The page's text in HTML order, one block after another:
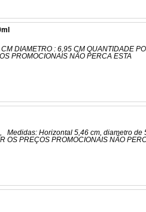
DIAMETRO : 6,95 CM QUANTIDADE
PROMOCIONAIS NÃO PERCA ESTA
Medidas: Horizontal 5,46 cm, diametro de
PREÇOS PROMOCIONAIS NÃO